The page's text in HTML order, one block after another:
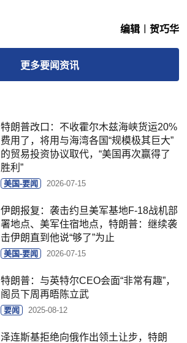
编辑︱贺巧华
更多要闻资讯
特朗普改口：不收霍尔木兹海峡货运20%
费用了，将用与海湾各国“规模极其巨大”
的贸易投资协议取代，“美国再次赢得了
胜利”
美国-要闻 2026-07-15
伊朗报复：袭击约旦美军基地F-18战机部
署地点、美军住宿地点，特朗普：继续袭
击伊朗直到他说“够了”为止
美国-要闻 2026-07-15
特朗普：与英特尔CEO会面“非常有趣”，
阁员下周再晤陈立武
要闻 2025-08-12
泽连斯基拒绝向俄作出领土让步，特朗